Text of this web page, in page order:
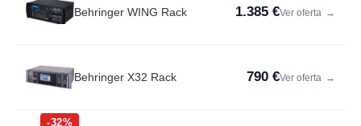
Behringer WING Rack 1.385 €Ver oferta →
Behringer X32 Rack 790 €Ver oferta →
-32%